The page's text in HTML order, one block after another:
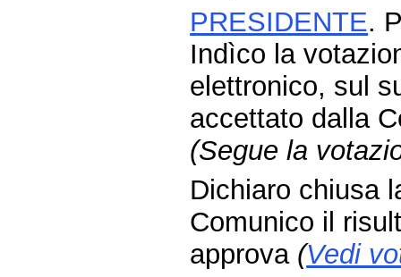
PRESIDENTE.
Indìco la
elettronico, sul
accettato dalla
(Segue la
Dichiaro chiusa
Comunico il
approva (Vedi